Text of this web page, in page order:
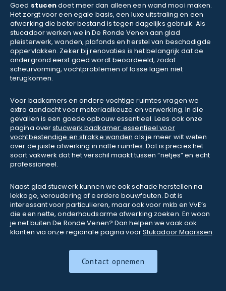
Goed stucendoet meer dan alleen een wand mooi maken.
Het zorgt voor een egale basis, een luxe uitstraling en een
afwerking die beter bestand is tegen dagelijks gebruik. Als
stucadoor werken we in De Ronde Venen aan glad
pleisterwerk, wanden, plafonds en herstel van beschadigde
oppervlakken. Zeker bij renovaties is het belangrijk dat de
ondergrond eerst goed wordt beoordeeld, zodat
scheurvorming, vochtproblemen of losse lagen niet
terugkomen.
Voor badkamers en andere vochtige ruimtes vragen we
extra aandacht voor materiaalkeuze en verwerking. In die
gevallen is een goede opbouw essentieel. Lees ook onze
pagina overstucwerk badkamer: essentieel voor
vochtbestendige en strakke wanden als je meer wilt weten
over de juiste afwerking in natte ruimtes. Dat is precies het
soort vakwerk dat het verschil maakt tussen “netjes” en echt
professioneel.
Naast glad stucwerk kunnen we ook schade herstellen na
lekkage, veroudering of eerdere bouwfouten. Dat is
interessant voor particulieren, maar ook voor mkb en VvE’s
die een nette, onderhoudsarme afwerking zoeken. En woon
je net buiten De Ronde Venen? Dan helpen we vaak ook
klanten via onze regionale pagina voorStukadoor Maarssen.
Contact opnemen